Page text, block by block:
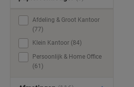
Afdeling & Groot Kantoor
(77)
Klein Kantoor (84)
Persoonlijk & Home Office
(61)